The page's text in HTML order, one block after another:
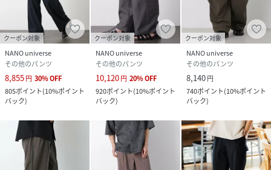
※標準体型を基にした目安でございます。
予めご理解、ご了承の上お買い求めください。
※該当の無いサイズも記載しておりますので、展開サイズを
ご参考ください。
■取扱方法
蛍光増白剤が入っていない洗剤を使用して下さい。色物（特
に濃色）と白物・淡色物は分けて洗ってください。ネットを
ないで下さい。あて布を使用してください。
※サンプルにて撮影、採寸を行う為、実際にお届けする商品
クーポン対象
NANO universe
その他のパンツ
8,855円 30%OFF
805ポイント(10%ポイント
バック)
クーポン対象
NANO universe
その他のパンツ
10,120円 20%OFF
920ポイント(10%ポイント
バック)
クーポン対象
NANO universe
その他のパンツ
8,140円
740ポイント(10%ポイント
バック)